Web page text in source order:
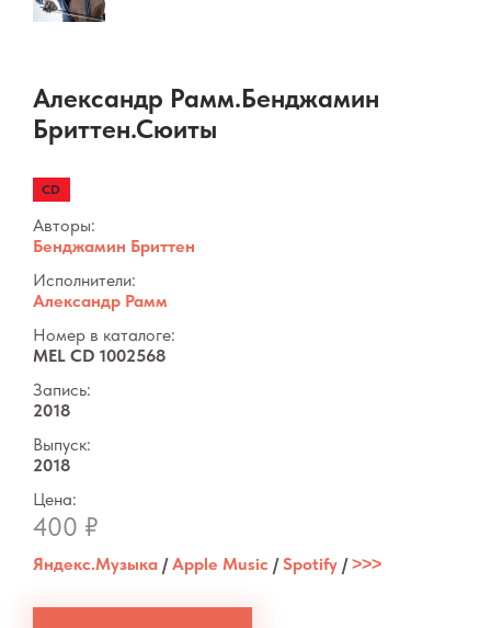
Александр Рамм.Бенджамин
Бриттен.Сюиты
CD
Авторы:
Бенджамин Бриттен
Исполнители:
Александр Рамм
Номер в каталоге:
MEL CD 1002568
Запись:
2018
Выпуск:
2018
Цена:
400 ₽
Яндекс.Музыка /Apple Music /Spotify /˃˃˃